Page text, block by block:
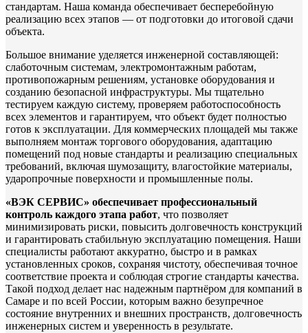
стандартам. Наша команда обеспечивает бесперебойную
реализацию всех этапов — от подготовки до итоговой сдачи
объекта.
Большое внимание уделяется инженерной составляющей:
слаботочным системам, электромонтажным работам,
противопожарным решениям, установке оборудования и
созданию безопасной инфраструктуры. Мы тщательно
тестируем каждую систему, проверяем работоспособность
всех элементов и гарантируем, что объект будет полностью
готов к эксплуатации. Для коммерческих площадей мы также
выполняем монтаж торгового оборудования, адаптацию
помещений под новые стандарты и реализацию специальных
требований, включая шумозащиту, влагостойкие материалы,
ударопрочные поверхности и промышленные полы.
«ВЭК СЕРВИС» обеспечивает профессиональный
контроль каждого этапа работ, что позволяет
минимизировать риски, повысить долговечность конструкций
и гарантировать стабильную эксплуатацию помещения. Наши
специалисты работают аккуратно, быстро и в рамках
установленных сроков, сохраняя чистоту, обеспечивая точное
соответствие проекта и соблюдая строгие стандарты качества.
Такой подход делает нас надежным партнёром для компаний в
Самаре и по всей России, которым важно безупречное
состояние внутренних и внешних пространств, долговечность
инженерных систем и уверенность в результате.